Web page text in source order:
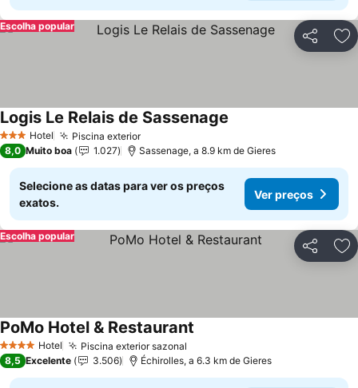
Partilhar
Escolha popular
3 EstrelasHotel Piscina exterior
Logis Le Relais de Sassenage
8,0 Muito boa 1.027 Sassenage, a 8.9 km de Gieres
Selecione as datas para ver os preços
exatos.
Ver preços
Partilhar
Escolha popular
4 EstrelasHotel Piscina exterior sazonal
PoMo Hotel & Restaurant
8,5 Excelente 3.506 Échirolles, a 6.3 km de Gieres